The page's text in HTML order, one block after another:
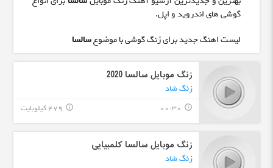
گوشی های اندروید و اپل.
لیست اهنگ جدید برای زنگ گوشی با موضوعسالسا
زنگ موبایل سالسا 2020
زنگ شاد
query_builder
00:30 479 کیلوبایت info_outline
زنگ موبایل سالسا کلمبیایی
زنگ شاد